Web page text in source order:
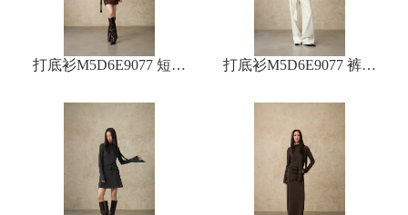
打底衫M5D6E9077 短裙
打底衫M5D6E9077 裤子